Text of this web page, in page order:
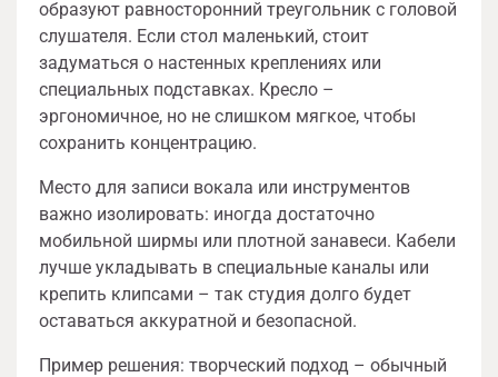
образуют равносторонний треугольник с головой
слушателя. Если стол маленький, стоит
задуматься о настенных креплениях или
специальных подставках. Кресло –
эргономичное, но не слишком мягкое, чтобы
сохранить концентрацию.
Место для записи вокала или инструментов
важно изолировать: иногда достаточно
мобильной ширмы или плотной занавеси. Кабели
лучше укладывать в специальные каналы или
крепить клипсами – так студия долго будет
оставаться аккуратной и безопасной.
Пример решения: творческий подход – обычный